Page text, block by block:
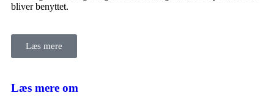
bliver benyttet.
Læs mere
Læs mere om